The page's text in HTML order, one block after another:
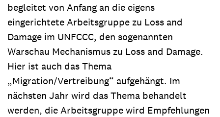
begleitet von Anfang an die eigens
eingerichtete Arbeitsgruppe zu Loss and
Damage im UNFCCC, den sogenannten
Warschau Mechanismus zu Loss and Damage.
Hier ist auch das Thema
„Migration/Vertreibung“ aufgehängt. Im
nächsten Jahr wird das Thema behandelt
werden, die Arbeitsgruppe wird Empfehlungen